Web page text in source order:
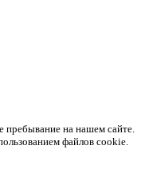
на нашем сайте.
файлов cookie.